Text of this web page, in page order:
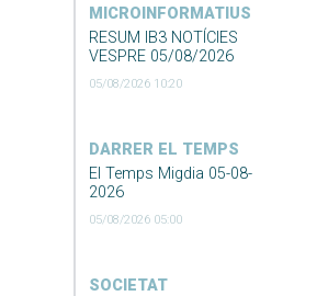
MICROINFORMATIUS
RESUM IB3 NOTÍCIES
VESPRE 05/08/2026
05/08/2026 10:20
DARRER EL TEMPS
El Temps Migdia 05-08-
2026
05/08/2026 05:00
SOCIETAT